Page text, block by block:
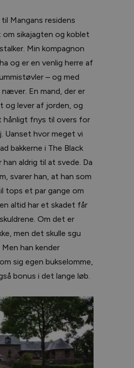
Mangans residens
om sikajagten og koblet
Min kompagnon
og er en venlig herre af
– og med
En mand, der er
og lever af jorden, og
hånligt fnys til overs for
Uanset hvor meget vi
bakkerne i The Black
han aldrig til at svede. Da
svarer han, at han som
tops et par gange om
altid har et skadet får
Om det er
men det skulle sgu
Men han kender
sig egen bukselomme,
bonus i det lange løb.